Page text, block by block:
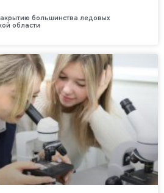
большинства ледовых
области